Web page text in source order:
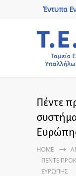
Έντυπα
Πέντε
HOME
ΠΈΝΤΕ
ΕΥΡΏΠΗΣ